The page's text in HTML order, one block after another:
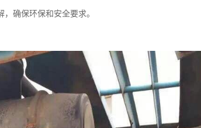
确保环保和安全要求。